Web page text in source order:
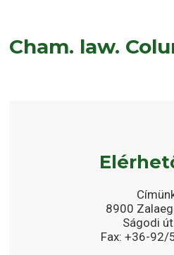
Cham. law.
8900
Ságodi
Fax: +36-92/